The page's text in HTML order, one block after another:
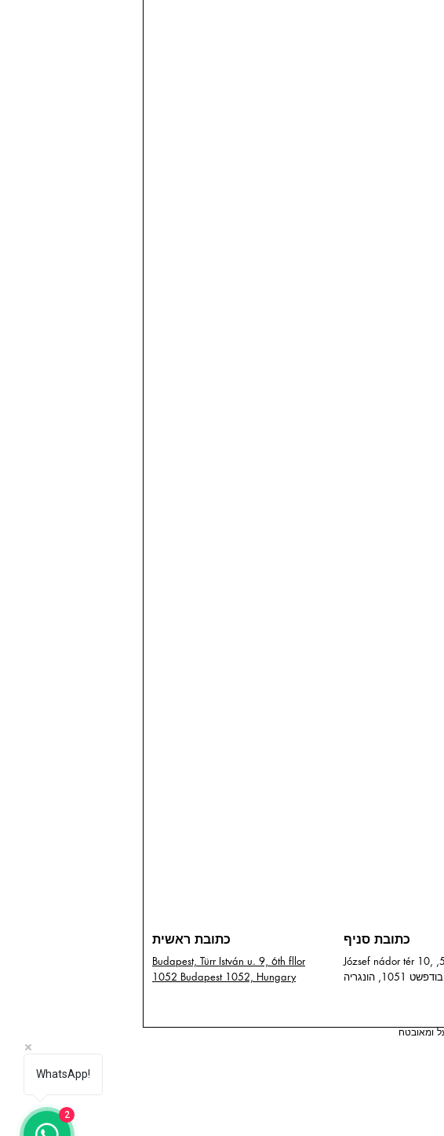
כתובת ראשית
Budapest, Türr István u. 9, 6th fllor
1052 Budapest 1052, Hungary
כתובת סניף
József nádor tér 10, רובע 5,
בודפשט 1051, הונגריה
WhatsApp!
2